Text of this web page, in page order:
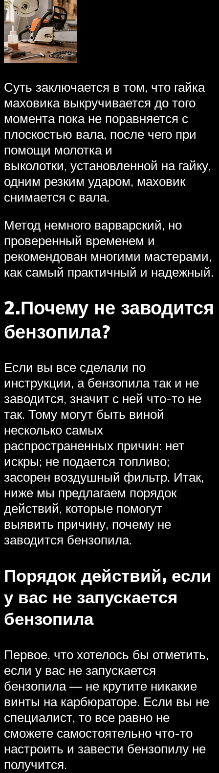
Суть заключается в том, что гайка
маховика выкручивается до того
момента пока не поравняется с
плоскостью вала, после чего при
помощи молотка и
выколотки, установленной на гайку,
одним резким ударом, маховик
снимается с вала.
Метод немного варварский, но
проверенный временем и
рекомендован многими мастерами,
как самый практичный и надежный.
2.Почему не заводится
бензопила?
Если вы все сделали по
инструкции, а бензопила так и не
заводится, значит с ней что-то не
так. Тому могут быть виной
несколько самых
распространенных причин: нет
искры; не подается топливо;
засорен воздушный фильтр. Итак,
ниже мы предлагаем порядок
действий, которые помогут
выявить причину, почему не
заводится бензопила.
Порядок действий, если
у вас не запускается
бензопила
Первое, что хотелось бы отметить,
если у вас не запускается
бензопила — не крутите никакие
винты на карбюраторе. Если вы не
специалист, то все равно не
сможете самостоятельно что-то
настроить и завести бензопилу не
получится.